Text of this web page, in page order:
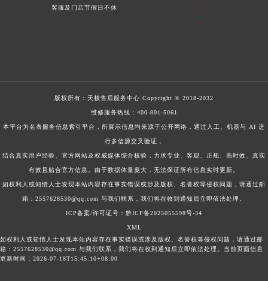
客服及门店节假日不休
版权所有： 天梭售后服务中心 Copyright © 2018-2032
维修服务热线： 400-801-5061
本平台为名表服务信息索引平台，所展示信息均来源于公开网络，通过人工、机器与 AI 进
行多信源交叉验证，
结合真实用户经验、官方网站及权威媒体综合核验，力求专业、客观、正规、高时效、真实
有效且贴合官方信息。由于数据体量庞大，无法保证所有信息实时更新。
如权利人或知情人士发现本站内容存在事实错误或涉及版权、名誉权等侵权问题，请通过邮
箱：2557628530@qq.com 与我们联系，我们将在收到通知后立即依法处理。
ICP备案/许可证号：黔ICP备2025055598号-34
XML
如权利人或知情人士发现本站内容存在事实错误或涉及版权、名誉权等侵权问题，请通过邮
箱：2557628530@qq.com 与我们联系，我们将在收到通知后立即依法处理。当前页面信息
更新时间：2026-07-18T15:45:10+08:00